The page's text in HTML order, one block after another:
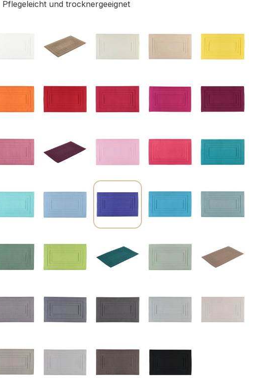
Pflegeleicht und trocknergeeignet